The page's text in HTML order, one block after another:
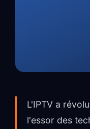
L'IPTV a
l'essor des